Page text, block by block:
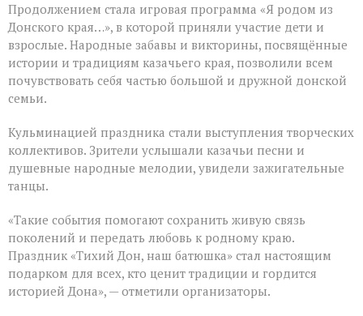
Продолжением стала игровая программа «Я родом из
Донского края…», в которой приняли участие дети и
взрослые. Народные забавы и викторины, посвящённые
истории и традициям казачьего края, позволили всем
почувствовать себя частью большой и дружной донской
семьи.
Кульминацией праздника стали выступления творческих
коллективов. Зрители услышали казачьи песни и
душевные народные мелодии, увидели зажигательные
танцы.
«Такие события помогают сохранить живую связь
поколений и передать любовь к родному краю.
Праздник «Тихий Дон, наш батюшка» стал настоящим
подарком для всех, кто ценит традиции и гордится
историей Дона», — отметили организаторы.